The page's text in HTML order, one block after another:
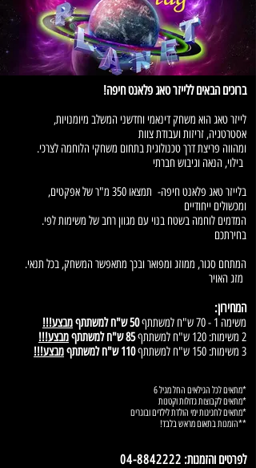
ברוכים הבאים ללייזר טאג פלאנט חיפה!
לייזר טאג הוא משחק דינאמי וחדשני המשלב מיומנויות,
אסטרטגיה, זריזות ועבודת צוות
.ומהווה פריצת דרך טכנולוגית בתחום משחקי הלוחמה לצרכי
,בלייזר טאג פלאנט חיפה- תמצאו 350 מ"ר של אפקטים
ומכשולים ייחודיים
.המדמים לוחמה בשטח בנוי עם מגוון רחב של משימות לפי
בחירתכם
.המתחם סגור, ממוזג ומפואר ובכך מתאפשר המשחק, בכל תנאי
המחירון:
משימה 1 - 70 ש"ח למשתתף 50 ש"ח למשתתף
מבצע!!!
2 משימות: 120 ש"ח למשתתף
85 ש"ח למשתתף
מבצע!!!
3 משימות: 150 ש"ח למשתתף
110 ש"ח למשתתף מבצע!!!
*מתאים לכל הגילאים החל מגיל 6
*מתאים לקבוצות גדולות וקטנות
*מתאים לחגיגות ימי הולדת לילדים ובוגרים
**הזמנות בתאום מראש בלבד!
לפרטים והזמנות: 04-8842222